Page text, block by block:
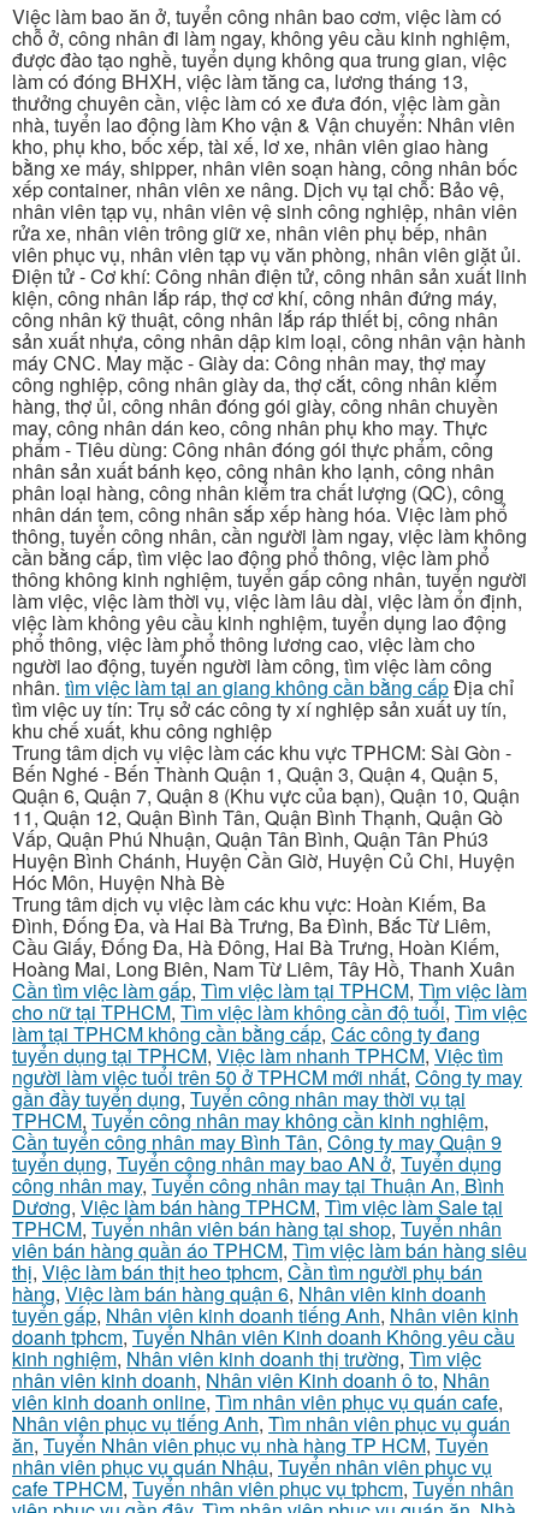
Việc làm bao ăn ở, tuyển công nhân bao cơm, việc làm có
chỗ ở, công nhân đi làm ngay, không yêu cầu kinh nghiệm,
được đào tạo nghề, tuyển dụng không qua trung gian, việc
làm có đóng BHXH, việc làm tăng ca, lương tháng 13,
thưởng chuyên cần, việc làm có xe đưa đón, việc làm gần
nhà, tuyển lao động làm Kho vận & Vận chuyển: Nhân viên
kho, phụ kho, bốc xếp, tài xế, lơ xe, nhân viên giao hàng
bằng xe máy, shipper, nhân viên soạn hàng, công nhân bốc
xếp container, nhân viên xe nâng. Dịch vụ tại chỗ: Bảo vệ,
nhân viên tạp vụ, nhân viên vệ sinh công nghiệp, nhân viên
rửa xe, nhân viên trông giữ xe, nhân viên phụ bếp, nhân
viên phục vụ, nhân viên tạp vụ văn phòng, nhân viên giặt ủi.
Điện tử - Cơ khí: Công nhân điện tử, công nhân sản xuất linh
kiện, công nhân lắp ráp, thợ cơ khí, công nhân đứng máy,
công nhân kỹ thuật, công nhân lắp ráp thiết bị, công nhân
sản xuất nhựa, công nhân dập kim loại, công nhân vận hành
máy CNC. May mặc - Giày da: Công nhân may, thợ may
công nghiệp, công nhân giày da, thợ cắt, công nhân kiểm
hàng, thợ ủi, công nhân đóng gói giày, công nhân chuyền
may, công nhân dán keo, công nhân phụ kho may. Thực
phẩm - Tiêu dùng: Công nhân đóng gói thực phẩm, công
nhân sản xuất bánh kẹo, công nhân kho lạnh, công nhân
phân loại hàng, công nhân kiểm tra chất lượng (QC), công
nhân dán tem, công nhân sắp xếp hàng hóa. Việc làm phổ
thông, tuyển công nhân, cần người làm ngay, việc làm không
cần bằng cấp, tìm việc lao động phổ thông, việc làm phổ
thông không kinh nghiệm, tuyển gấp công nhân, tuyển người
làm việc, việc làm thời vụ, việc làm lâu dài, việc làm ổn định,
việc làm không yêu cầu kinh nghiệm, tuyển dụng lao động
phổ thông, việc làm phổ thông lương cao, việc làm cho
người lao động, tuyển người làm công, tìm việc làm công
nhân. tìm việc làm tại an giang không cần bằng cấpĐịa chỉ
tìm việc uy tín: Trụ sở các công ty xí nghiệp sản xuất uy tín,
khu chế xuất, khu công nghiệp
Trung tâm dịch vụ việc làm các khu vực TPHCM: Sài Gòn -
Bến Nghé - Bến Thành Quận 1, Quận 3, Quận 4, Quận 5,
Quận 6, Quận 7, Quận 8 (Khu vực của bạn), Quận 10, Quận
11, Quận 12, Quận Bình Tân, Quận Bình Thạnh, Quận Gò
Vấp, Quận Phú Nhuận, Quận Tân Bình, Quận Tân Phú3
Huyện Bình Chánh, Huyện Cần Giờ, Huyện Củ Chi, Huyện
Hóc Môn, Huyện Nhà Bè
Trung tâm dịch vụ việc làm các khu vực: Hoàn Kiếm, Ba
Đình, Đống Đa, và Hai Bà Trưng, Ba Đình, Bắc Từ Liêm,
Cầu Giấy, Đống Đa, Hà Đông, Hai Bà Trưng, Hoàn Kiếm,
Hoàng Mai, Long Biên, Nam Từ Liêm, Tây Hồ, Thanh Xuân
Cần tìm việc làm gấp, Tìm việc làm tại TPHCM, Tìm việc làm
cho nữ tại TPHCM, Tìm việc làm không cần độ tuổi, Tìm việc
làm tại TPHCM không cần bằng cấp, Các công ty đang
tuyển dụng tại TPHCM, Việc làm nhanh TPHCM, Việc tìm
người làm việc tuổi trên 50 ở TPHCM mới nhất, Công ty may
gần đầy tuyển dụng, Tuyển công nhân may thời vụ tại
TPHCM, Tuyển công nhân may không cần kinh nghiệm,
Cần tuyển công nhân may Bình Tân, Công ty may Quận 9
tuyển dụng, Tuyển công nhân may bao AN ở, Tuyển dụng
công nhân may, Tuyển công nhân may tại Thuận An, Bình
Dương, Việc làm bán hàng TPHCM, Tìm việc làm Sale tại
TPHCM, Tuyển nhân viên bán hàng tại shop, Tuyển nhân
viên bán hàng quần áo TPHCM, Tìm việc làm bán hàng siêu
thị, Việc làm bán thịt heo tphcm, Cần tìm người phụ bán
hàng, Việc làm bán hàng quận 6, Nhân viên kinh doanh
tuyển gấp, Nhân viên kinh doanh tiếng Anh, Nhân viên kinh
doanh tphcm, Tuyển Nhân viên Kinh doanh Không yêu cầu
kinh nghiệm, Nhân viên kinh doanh thị trường, Tìm việc
nhân viên kinh doanh, Nhân viên Kinh doanh ô to, Nhân
viên kinh doanh online, Tìm nhân viên phục vụ quán cafe,
Nhân viên phục vụ tiếng Anh, Tìm nhân viên phục vụ quán
ăn, Tuyển Nhân viên phục vụ nhà hàng TP HCM, Tuyển
nhân viên phục vụ quán Nhậu, Tuyển nhân viên phục vụ
cafe TPHCM, Tuyển nhân viên phục vụ tphcm, Tuyển nhân